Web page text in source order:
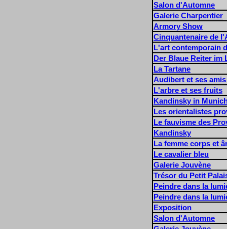
Salon d'Automne
Galerie Charpentier
Armory Show
Cinquantenaire de
L'art contemporain
Der Blaue Reiter im
La Tartane
Audibert et ses amis
L'arbre et ses fruits
Kandinsky in
Les orientalistes
Le fauvisme des
Kandinsky
La femme corps et
Le cavalier bleu
Galerie Jouvène
Trésor du Petit
Peindre dans la
Peindre dans la
Exposition
Salon d'Automne